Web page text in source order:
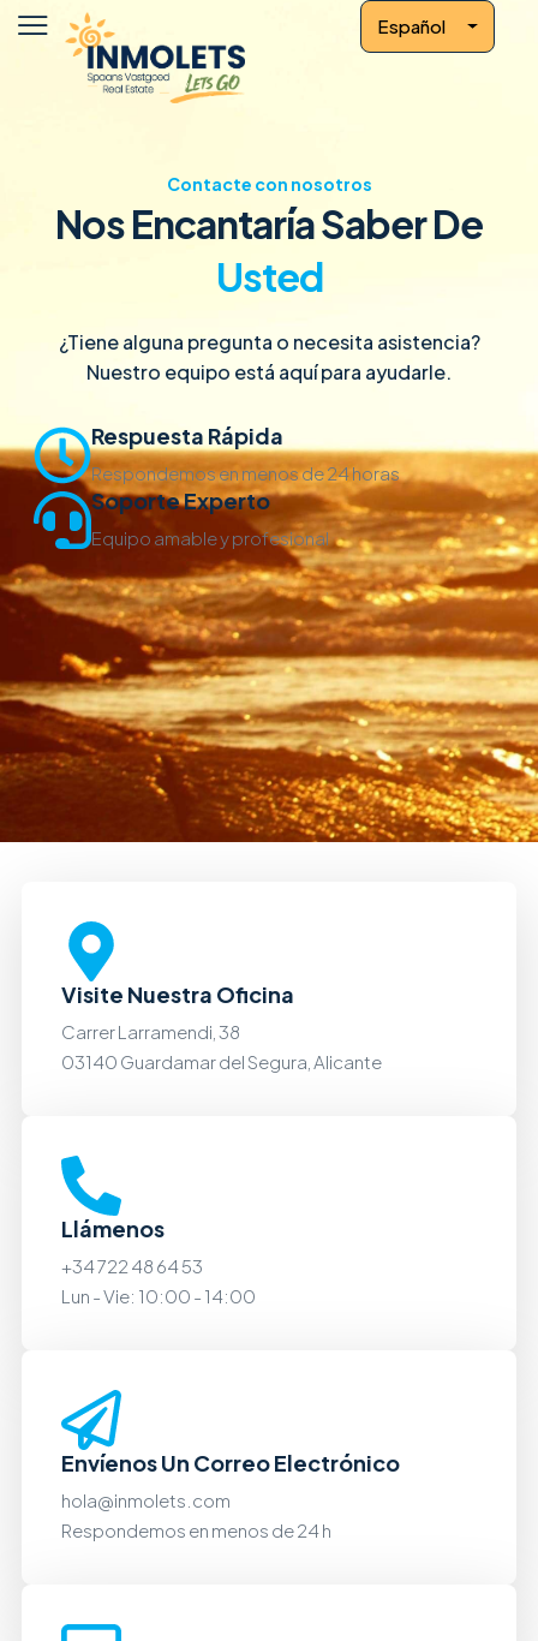
Español
Contacte con nosotros
Nos Encantaría Saber De
Usted
¿Tiene alguna pregunta o necesita asistencia?
Nuestro equipo está aquí para ayudarle.
Respuesta Rápida
Respondemos en menos de 24 horas
Soporte Experto
Equipo amable y profesional
Visite Nuestra Oficina
Carrer Larramendi, 38
03140 Guardamar del Segura, Alicante
Llámenos
+34 722 48 64 53
Lun - Vie: 10:00 - 14:00
Envíenos Un Correo Electrónico
hola@inmolets.com
Respondemos en menos de 24 h